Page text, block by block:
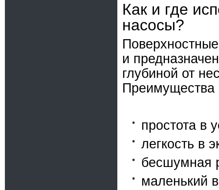
Как и где
насосы?
и
глубиной от
Преимущества
простота в
легкость в
бесшумная
маленький